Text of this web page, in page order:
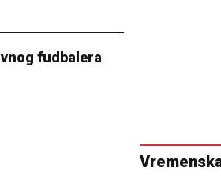
fudbalera